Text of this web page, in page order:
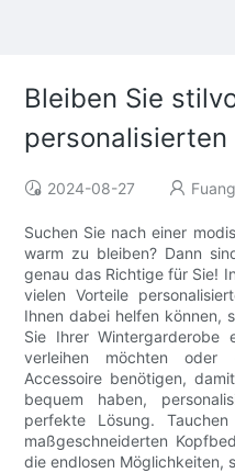
Bleiben Sie
2024-08-27
Suchen Sie nach einer
warm zu bleiben? Dann
genau das Richtige für Sie!
vielen Vorteile
Ihnen dabei helfen können,
Sie Ihrer Wintergarderobe
verleihen möchten oder
Accessoire benötigen,
bequem haben,
perfekte Lösung.
maßgeschneiderten
die endlosen Möglichkeiten,